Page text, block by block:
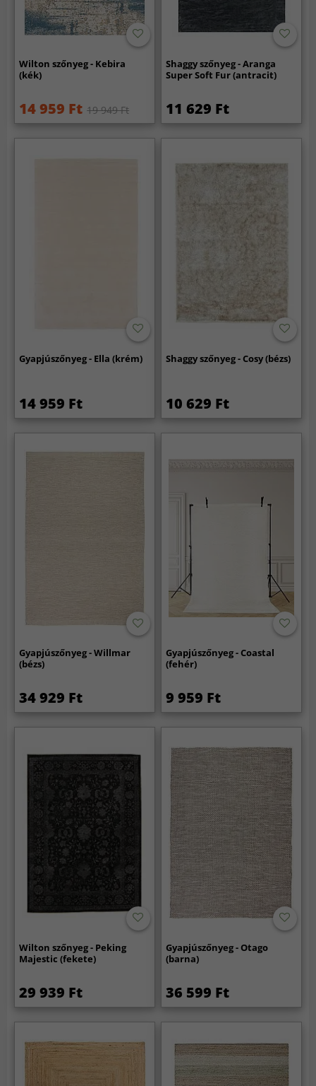
Wilton szőnyeg - Kebira
(kék)
14 959 Ft 19 949 Ft
Shaggy szőnyeg - Aranga
Super Soft Fur (antracit)
11 629 Ft
Gyapjúszőnyeg - Ella (krém)
14 959 Ft
Shaggy szőnyeg - Cosy (bézs)
10 629 Ft
Gyapjúszőnyeg - Willmar
(bézs)
34 929 Ft
Gyapjúszőnyeg - Coastal
(fehér)
9 959 Ft
Wilton szőnyeg - Peking
Majestic (fekete)
29 939 Ft
Gyapjúszőnyeg - Otago
(barna)
36 599 Ft